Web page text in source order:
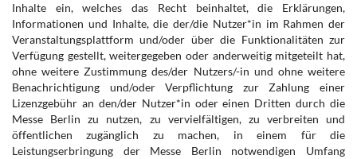
Inhalte ein, welches das Recht beinhaltet, die Erklärungen,
Informationen und Inhalte, die der/die Nutzer*in im Rahmen der
Veranstaltungsplattform und/oder über die Funktionalitäten zur
Verfügung gestellt, weitergegeben oder anderweitig mitgeteilt hat,
ohne weitere Zustimmung des/der Nutzers/-in und ohne weitere
Benachrichtigung und/oder Verpflichtung zur Zahlung einer
Lizenzgebühr an den/der Nutzer*in oder einen Dritten durch die
Messe Berlin zu nutzen, zu vervielfältigen, zu verbreiten und
öffentlichen zugänglich zu machen, in einem für die
Leistungserbringung der Messe Berlin notwendigen Umfang